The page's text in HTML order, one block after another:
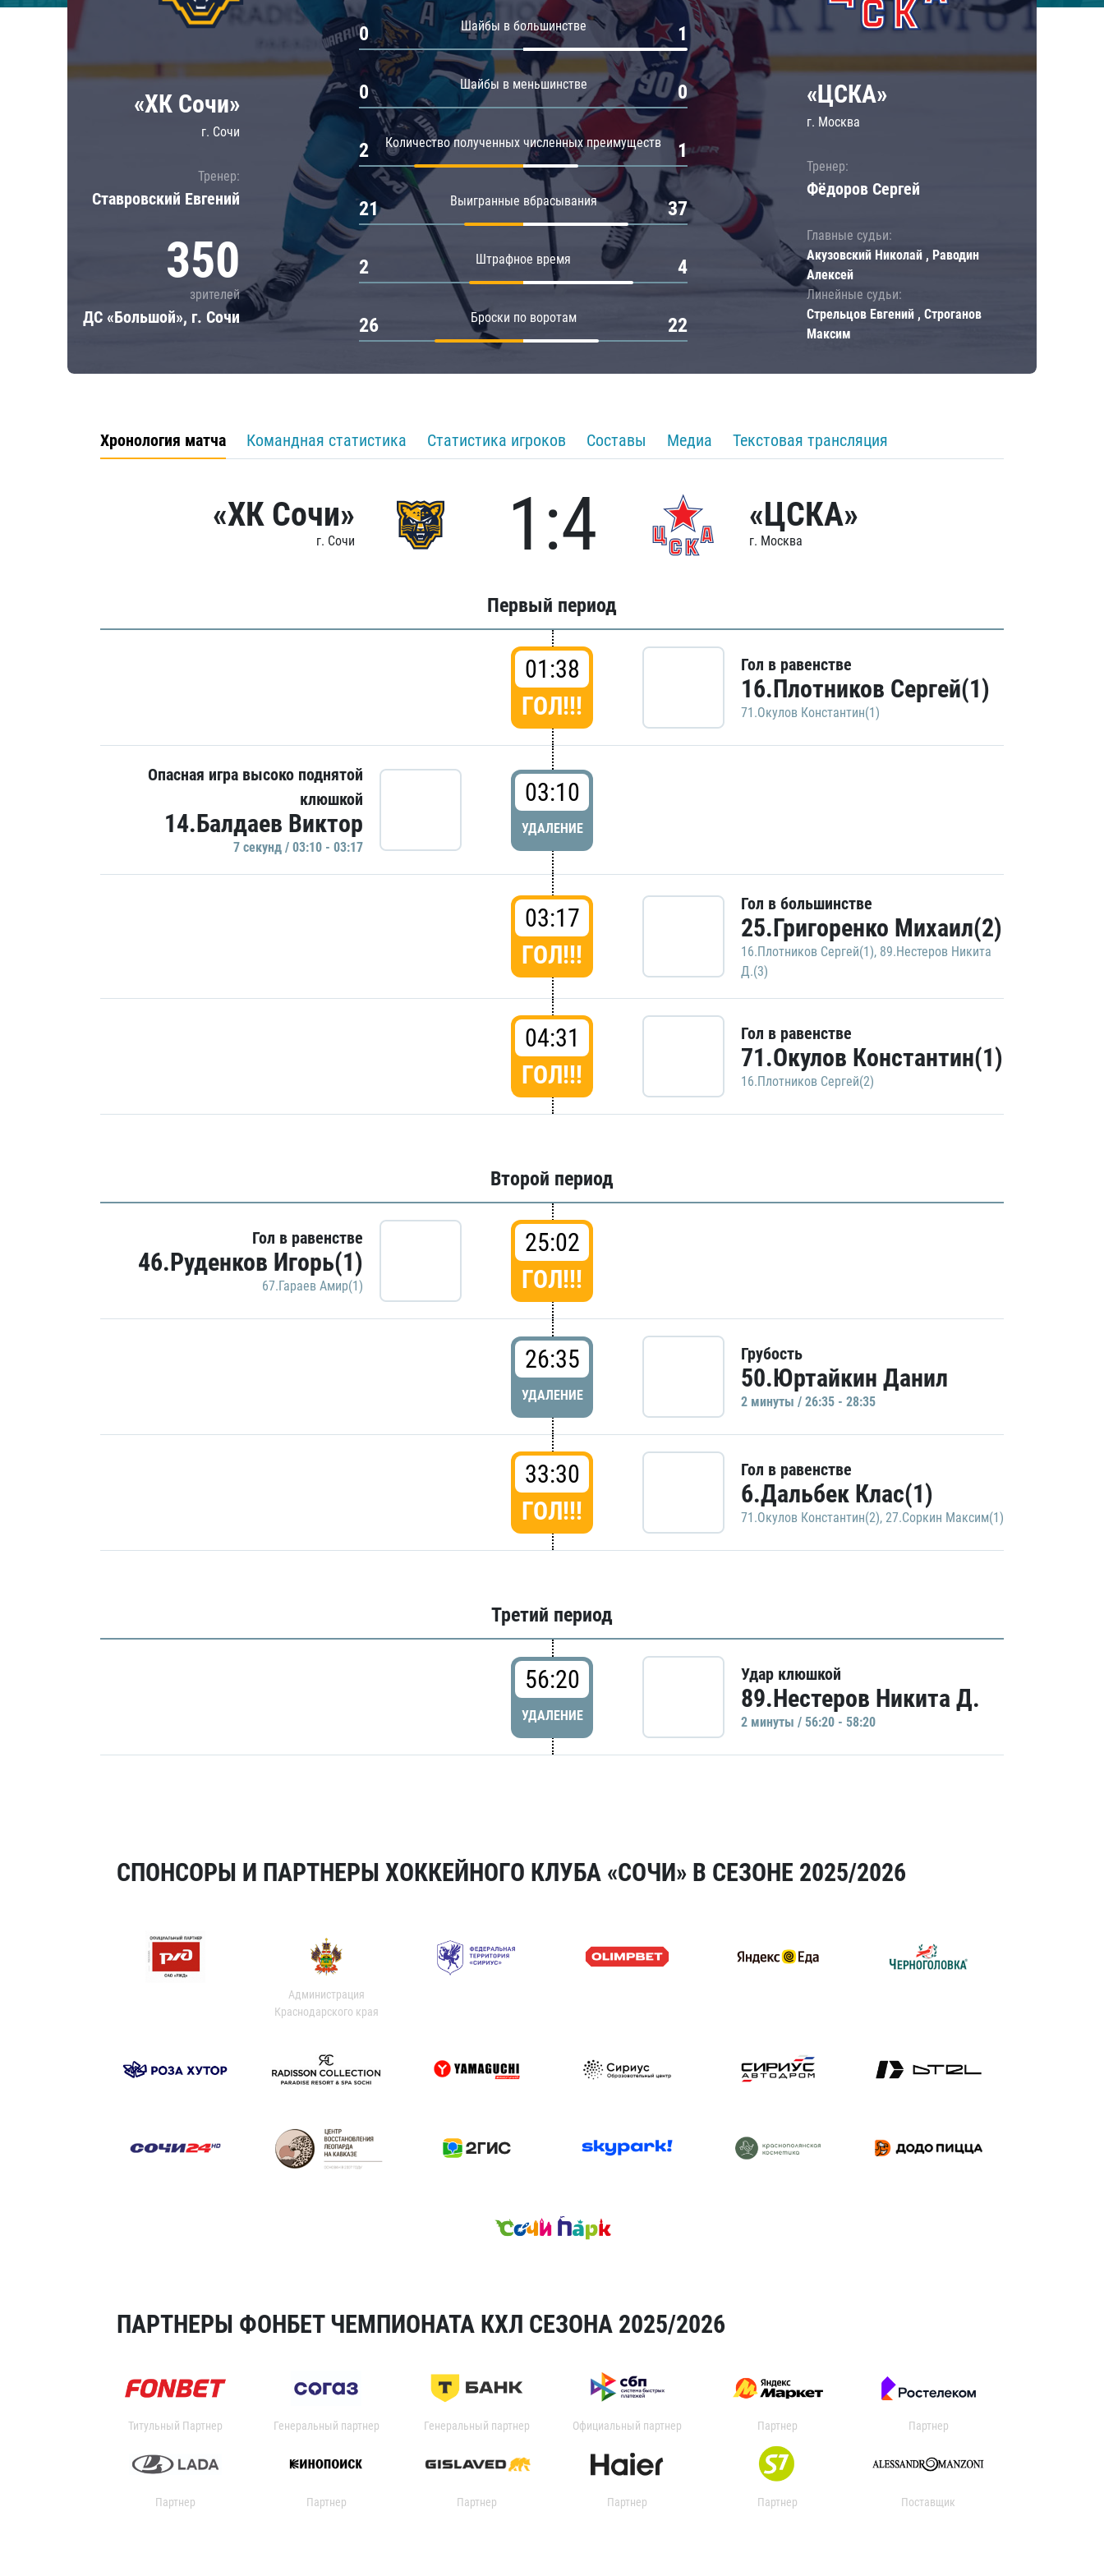
Локомотив
ЦСКА
Шанхайские Драконы
Амур
Барыс
Салават Юлаев
«ХК Сочи»
г. Сочи
Тренер:
Ставровский Евгений
350
зрителей
ДС «Большой», г. Сочи
Шайбы в большинстве
0 1
Шайбы в меньшинстве
0 0
Количество полученных численных преимуществ
2 1
Выигранные вбрасывания
21 37
Штрафное время
2 4
Броски по воротам
26 22
«ЦСКА»
г. Москва
Тренер:
Фёдоров Сергей
Главные судьи:
Акузовский Николай , Раводин
Алексей
Линейные судьи:
Стрельцов Евгений , Строганов
Максим
Хронология матча Командная статистика Статистика игроков Составы Медиа Текстовая трансляция
«ХК Сочи»
г. Сочи 1:4 «ЦСКА»
г. Москва
Первый период
01:38
ГОЛ!!!
Гол в равенстве
16.Плотников Сергей(1)
71.Окулов Константин(1)
Опасная игра высоко поднятой
клюшкой
14.Балдаев Виктор
7 секунд / 03:10 - 03:17
03:10
УДАЛЕНИЕ
03:17
ГОЛ!!!
Гол в большинстве
25.Григоренко Михаил(2)
16.Плотников Сергей(1), 89.Нестеров Никита
Д.(3)
04:31
ГОЛ!!!
Гол в равенстве
71.Окулов Константин(1)
16.Плотников Сергей(2)
Второй период
Гол в равенстве
46.Руденков Игорь(1)
67.Гараев Амир(1)
25:02
ГОЛ!!!
26:35
УДАЛЕНИЕ
Грубость
50.Юртайкин Данил
2 минуты / 26:35 - 28:35
33:30
ГОЛ!!!
Гол в равенстве
6.Дальбек Клас(1)
71.Окулов Константин(2), 27.Соркин Максим(1)
Третий период
56:20
УДАЛЕНИЕ
Удар клюшкой
89.Нестеров Никита Д.
2 минуты / 56:20 - 58:20
СПОНСОРЫ И ПАРТНЕРЫ ХОККЕЙНОГО КЛУБА «СОЧИ» В СЕЗОНЕ 2025/2026
Администрация
Краснодарского края
ПАРТНЕРЫ ФОНБЕТ ЧЕМПИОНАТА КХЛ СЕЗОНА 2025/2026
Титульный Партнер Генеральный партнер Генеральный партнер Официальный партнер Партнер Партнер
Партнер Партнер Партнер Партнер Партнер Поставщик